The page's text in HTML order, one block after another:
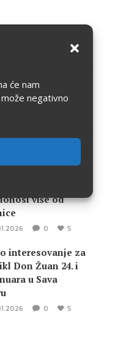
će nam
negativno
– Rodna
u Srbiji i
više od
0 5
interesovanje za
Don Žuan 24. i
u Sava
0 5